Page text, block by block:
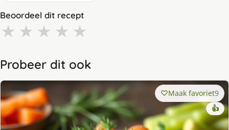
Beoordeel dit recept
★ ★ ★ ★ ★
Probeer dit ook
Maak favoriet9
👍